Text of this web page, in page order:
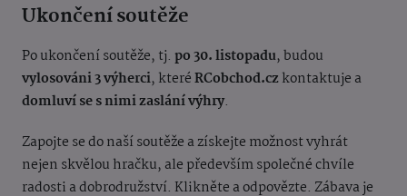
Ukončení soutěže
Po ukončení soutěže, tj. po 30. listopadu, budou
vylosováni 3 výherci, kteréRCobchod.czkontaktuje a
domluví se s nimi zaslání výhry.
Zapojte se do naší soutěže a získejte možnost vyhrát
nejen skvělou hračku, ale především společné chvíle
radosti a dobrodružství. Klikněte a odpovězte. Zábava je